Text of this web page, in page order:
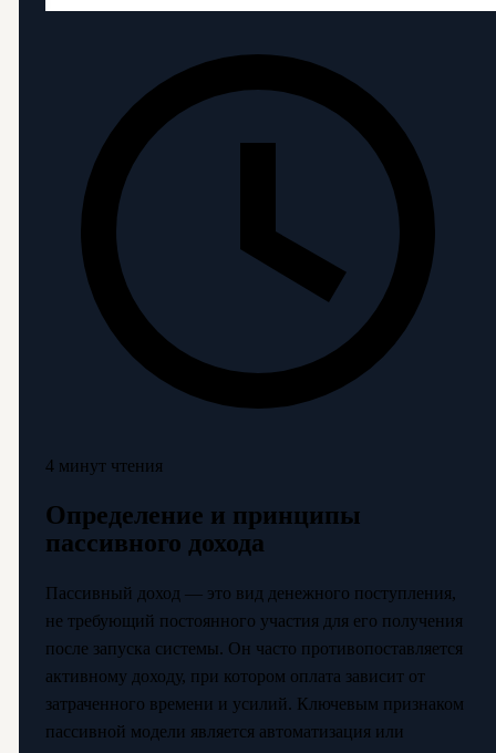
4 минут чтения
Определение и принципы
пассивного дохода
Пассивный доход — это вид денежного поступления,
не требующий постоянного участия для его получения
после запуска системы. Он часто противопоставляется
активному доходу, при котором оплата зависит от
затраченного времени и усилий. Ключевым признаком
пассивной модели является автоматизация или